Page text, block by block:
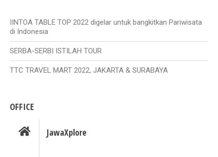
IINTOA TABLE TOP 2022 digelar untuk bangkitkan Pariwisata
di Indonesia
SERBA-SERBI ISTILAH TOUR
TTC TRAVEL MART 2022, JAKARTA & SURABAYA
OFFICE
JawaXplore